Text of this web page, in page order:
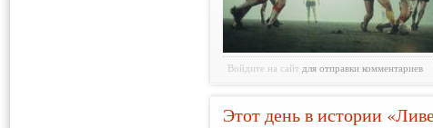
Войдите на сайт для отправки комментариев
Этот день в истории